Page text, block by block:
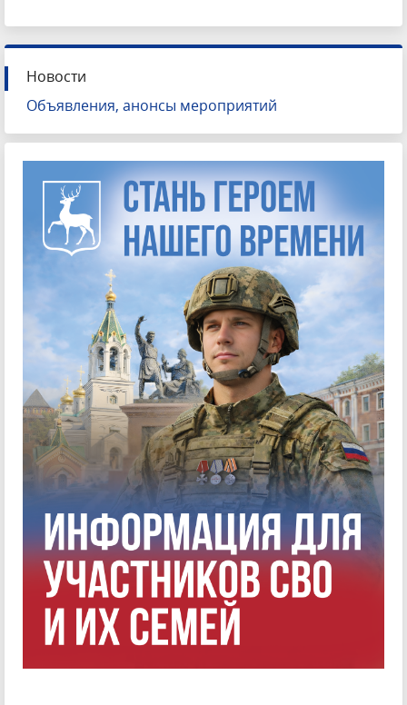
Новости
Объявления, анонсы мероприятий